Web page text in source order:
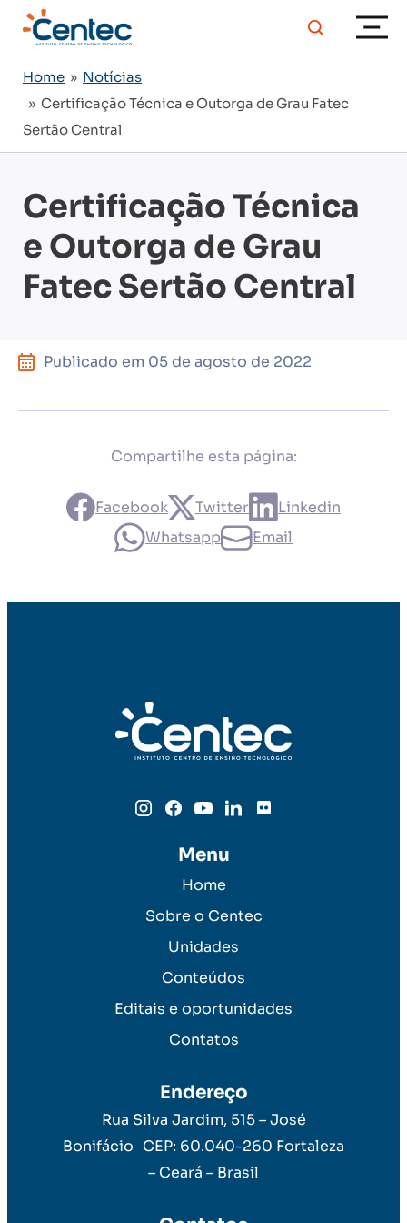
Home » Notícias
» Certificação Técnica e Outorga de Grau Fatec
Sertão Central
Certificação Técnica
e Outorga de Grau
Fatec Sertão Central
Publicado em 05 de agosto de 2022
Compartilhe esta página:
Facebook Twitter
Linkedin
Whatsapp
Email
Menu
Home
Sobre o Centec
Unidades
Conteúdos
Editais e oportunidades
Contatos
Endereço
Rua Silva Jardim, 515 – José
Bonifácio CEP: 60.040-260 Fortaleza
– Ceará – Brasil